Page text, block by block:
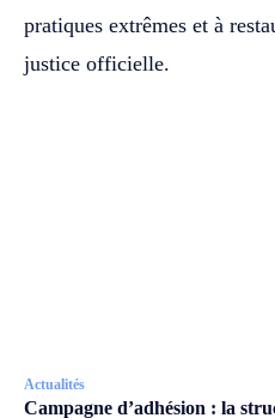
pratiques extrêmes et à
justice officielle.
Actualités
Campagne d’adhésion : la